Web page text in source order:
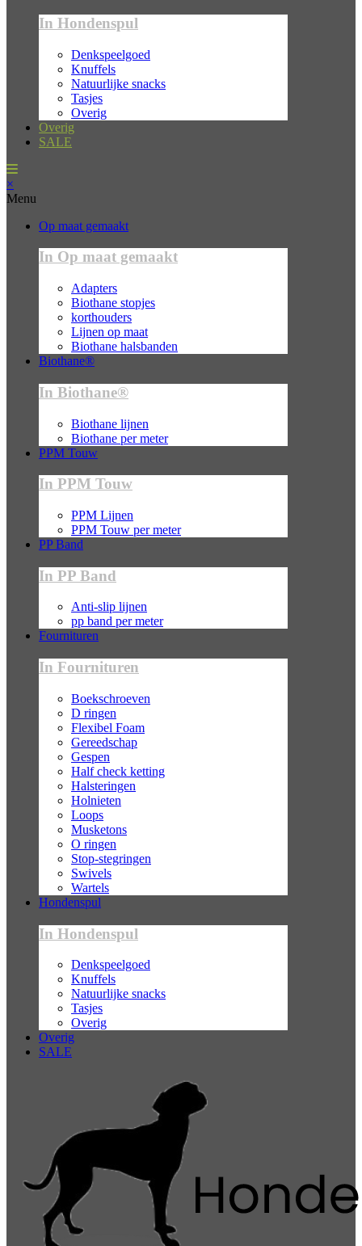
In Hondenspul
Denkspeelgoed
Knuffels
Natuurlijke snacks
Tasjes
Overig
Overig
SALE
×
Menu
Op maat gemaakt
In Op maat gemaakt
Adapters
Biothane stopjes
korthouders
Lijnen op maat
Biothane halsbanden
Biothane®
In Biothane®
Biothane lijnen
Biothane per meter
PPM Touw
In PPM Touw
PPM Lijnen
PPM Touw per meter
PP Band
In PP Band
Anti-slip lijnen
pp band per meter
Fournituren
In Fournituren
Boekschroeven
D ringen
Flexibel Foam
Gereedschap
Gespen
Half check ketting
Halsteringen
Holnieten
Loops
Musketons
O ringen
Stop-stegringen
Swivels
Wartels
Hondenspul
In Hondenspul
Denkspeelgoed
Knuffels
Natuurlijke snacks
Tasjes
Overig
Overig
SALE